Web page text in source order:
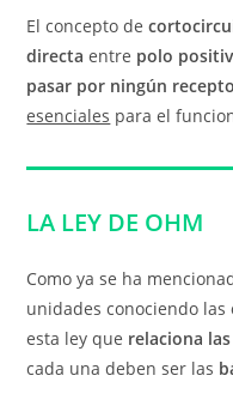
El concepto de
directa entre polo
pasar por ningún
esenciales para el
LA LEY DE OHM
Como ya se ha
unidades conociendo
esta ley que relaciona
cada una deben ser las